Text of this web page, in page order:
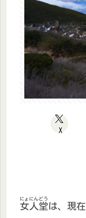
X
女人堂
にょにんどう
は、現